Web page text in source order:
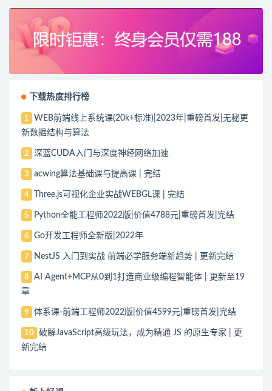
下载热度排行榜
1
WEB前端线上系统课(20k+标准)|2023年|重磅首发|无秘更
新数据结构与算法
2 深蓝CUDA入门与深度神经网络加速
3 acwing算法基础课与提高课 | 完结
4 Three.js可视化企业实战WEBGL课 | 完结
5 Python全能工程师2022版|价值4788元|重磅首发|完结
6 Go开发工程师全新版|2022年
7 NestJS 入门到实战 前端必学服务端新趋势 | 更新完结
8
AI Agent+MCP从0到1打造商业级编程智能体 | 更新至19
章
9 体系课-前端工程师2022版|价值4599元|重磅首发|完结
10
破解JavaScript高级玩法，成为精通 JS 的原生专家 | 更
新完结